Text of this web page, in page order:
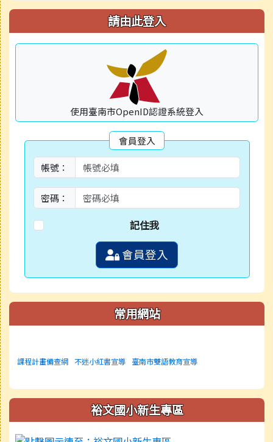
請由此登入
使用臺南市OpenID認證系統登入
會員登入
帳號：
密碼：
記住我
會員登入
常用網站
課程計畫備查網 不迷小紅書宣導 臺南市雙語教育宣導
裕文國小新生專區